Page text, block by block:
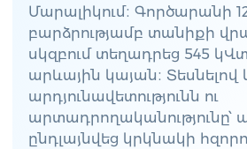
Մարալիկում։ Գործարանի
բարձրությամբ տանիքի
սկզբում տեղադրեց 545
արևային կայան։
արդյունավետությունն ու
արտադրողականությունը՝
ընդլայնվեց կրկնակի